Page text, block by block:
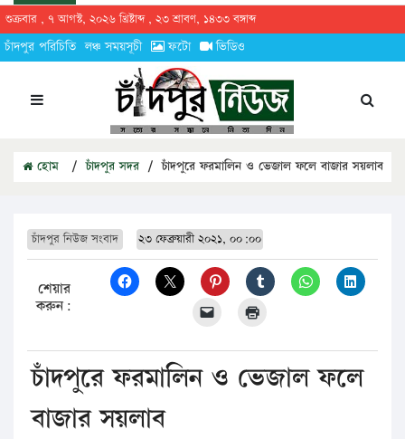
শুক্রবার , ৭ আগস্ট, ২০২৬ খ্রিষ্টাব্দ , ২৩ শ্রাবণ, ১৪৩৩ বঙ্গাব্দ
চাঁদপুর পরিচিতি লঞ্চ সময়সূচী ফটো ভিডিও
হোম / চাঁদপুর সদর / চাঁদপুরে ফরমালিন ও ভেজাল ফলে বাজার সয়লাব
চাঁদপুর নিউজ সংবাদ ২৩ ফেব্রুয়ারী ২০২১, ০০:০০
শেয়ার
করুন:
চাঁদপুরে ফরমালিন ও ভেজাল ফলে
বাজার সয়লাব